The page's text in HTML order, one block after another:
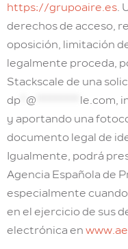
https://grupoaire.es.
derechos de acceso,
oposición, limitación
legalmente proceda,
Stackscale de una
dp @ le.com,
y aportando una
documento legal de
Igualmente, podrá
Agencia Española de
especialmente
en el ejercicio de sus
electrónica en